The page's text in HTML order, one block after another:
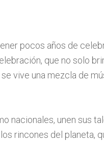
pocos años de
que no solo
vive una mezcla de
nacionales, unen sus
rincones del planeta,